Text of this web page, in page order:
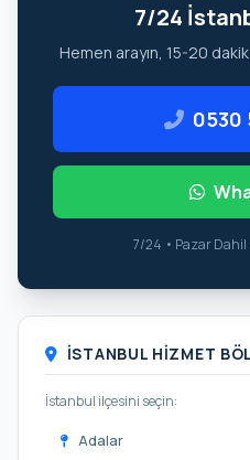
7/24
Hemen arayın, 15-20
0530
7/24 • Pazar Dahil
İSTANBUL HIZMET
İstanbul ilçesini seçin:
Adalar